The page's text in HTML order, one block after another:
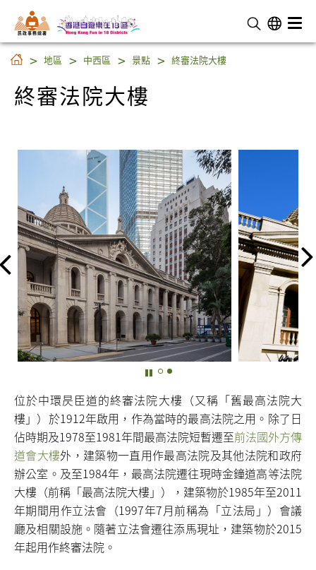
民 政 事 務 總 署
終審法院大樓
地區 中西區 景點 終審法院大樓
終審法院大樓
位於中環昃臣道的終審法院大樓（又稱「舊最高法院大
樓」）於1912年啟用，作為當時的最高法院之用。除了日
佔時期及1978至1981年間最高法院短暫遷至前法國外方傳
道會大樓外，建築物一直用作最高法院及其他法院和政府
辦公室。及至1984年，最高法院遷往現時金鐘道高等法院
大樓（前稱「最高法院大樓」），建築物於1985年至2011
年期間用作立法會（1997年7月前稱為「立法局」）會議
廳及相關設施。隨著立法會遷往添馬現址，建築物於2015
年起用作終審法院。